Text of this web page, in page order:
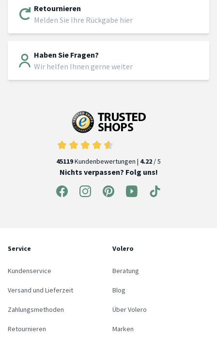
Retournieren
Melden Sie Ihre Rückgabe hier
Haben Sie Fragen?
Wir helfen Ihnen gerne weiter
45119Kundenbewertungen | 4.22 / 5
Nichts verpassen? Folg uns!
Service
Kundenservice
Versand und Lieferzeit
Zahlungsmethoden
Retournieren
Volero
Beratung
Blog
Über Volero
Marken